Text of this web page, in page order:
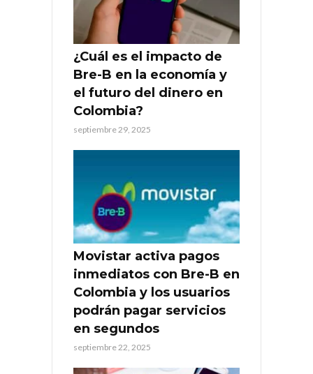
¿Cuál es el impacto de
Bre-B en la economía y
el futuro del dinero en
Colombia?
septiembre 29, 2025
Movistar activa pagos
inmediatos con Bre-B en
Colombia y los usuarios
podrán pagar servicios
en segundos
septiembre 22, 2025